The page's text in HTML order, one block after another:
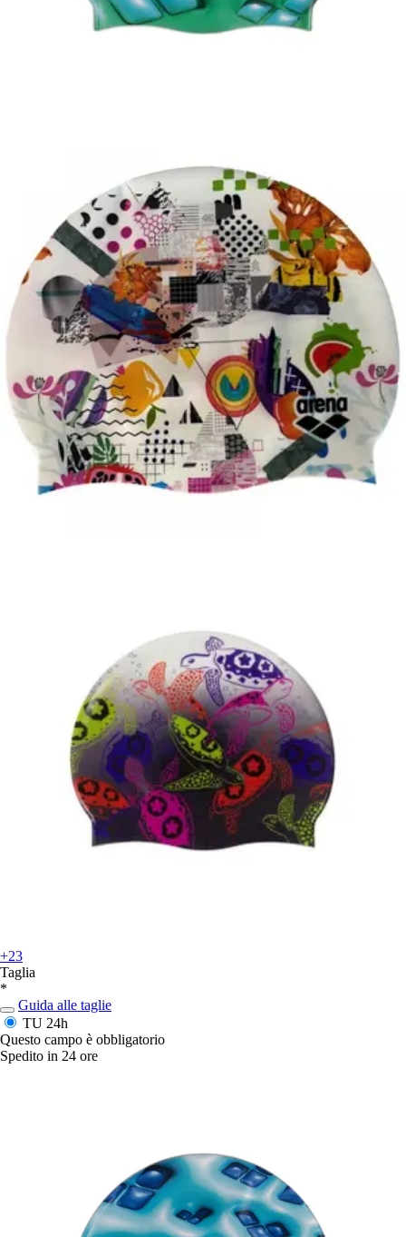
+23
Taglia
*
Guida alle taglie
TU 24h
Questo campo è obbligatorio
Spedito in 24 ore